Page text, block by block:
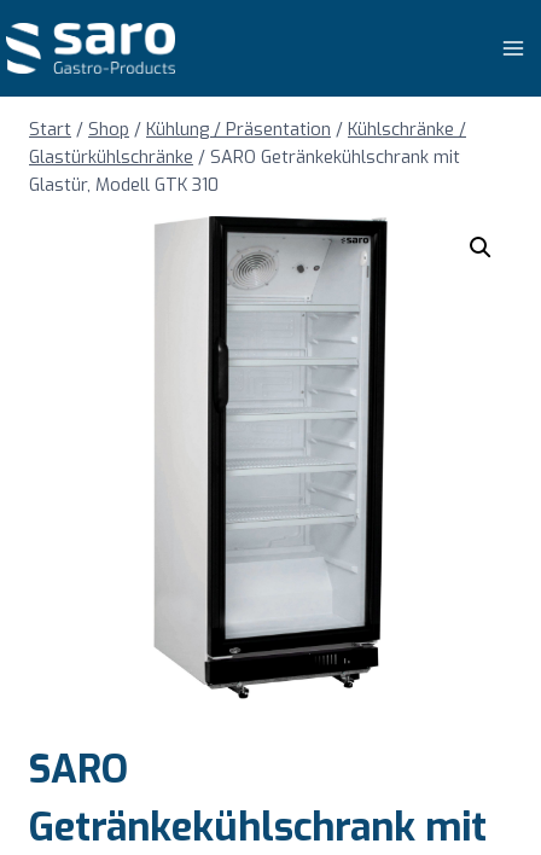
Inhalt
springen
Start / Shop / Kühlung / Präsentation / Kühlschränke /
Glastürkühlschränke / SARO Getränkekühlschrank mit
Glastür, Modell GTK 310
SARO
Getränkekühlschrank mit